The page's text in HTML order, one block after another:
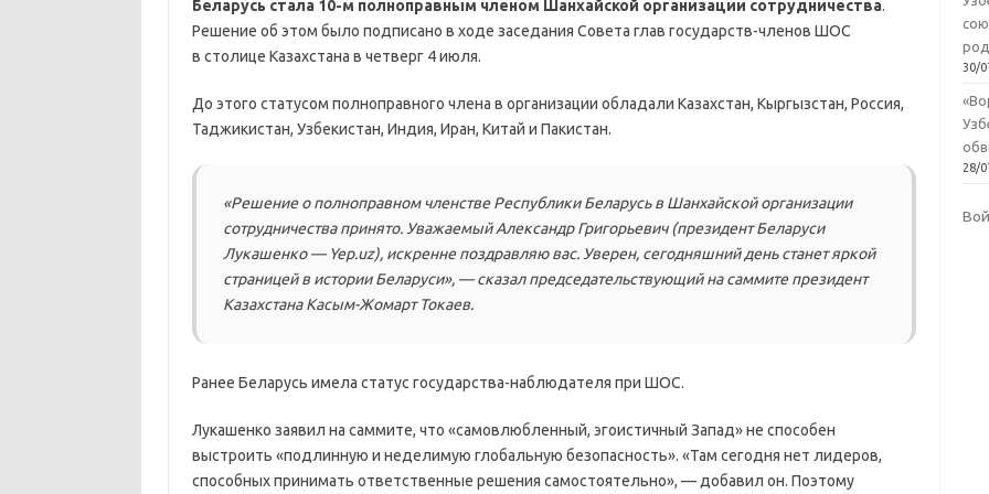
Беларусь стала 10-м полноправным членом Шанхайской организации сотрудничества.
Решение об этом было подписано в ходе заседания Совета глав государств-членов ШОС
в столице Казахстана в четверг 4 июля.
До этого статусом полноправного члена в организации обладали Казахстан, Кыргызстан, Россия,
Таджикистан, Узбекистан, Индия, Иран, Китай и Пакистан.
«Решение о полноправном членстве Республики Беларусь в Шанхайской организации
сотрудничества принято. Уважаемый Александр Григорьевич (президент Беларуси
Лукашенко — Yep.uz), искренне поздравляю вас. Уверен, сегодняшний день станет яркой
страницей в истории Беларуси», — сказал председательствующий на саммите президент
Казахстана Касым-Жомарт Токаев.
Ранее Беларусь имела статус государства-наблюдателя при ШОС.
Лукашенко заявил на саммите, что «самовлюбленный, эгоистичный Запад» не способен
выстроить «подлинную и неделимую глобальную безопасность». «Там сегодня нет лидеров,
способных принимать ответственные решения самостоятельно», — добавил он. Поэтому
30/
28/